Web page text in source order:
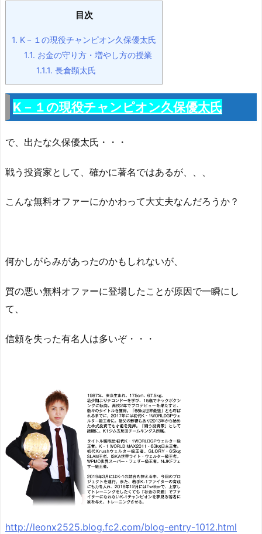
目次
1. K－１の現役チャンピオン久保優太氏
1.1. お金の守り方・増やし方の授業
1.1.1. 長倉顕太氏
K－１の現役チャンピオン久保優太氏
で、出たな久保優太氏・・・
戦う投資家として、確かに著名ではあるが、、、
こんな無料オファーにかかわって大丈夫なんだろうか？
何かしがらみがあったのかもしれないが、
質の悪い無料オファーに登場したことが原因で一瞬にし
て、
信頼を失った有名人は多いぞ・・・
http://leonx2525.blog.fc2.com/blog-entry-1012.html